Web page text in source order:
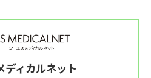
ディカルネット